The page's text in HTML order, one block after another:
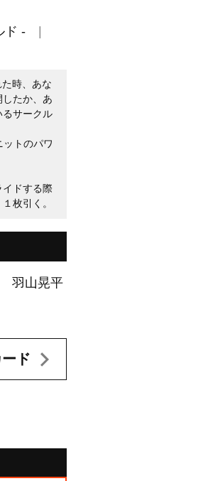
ド -
時、あな
たか、あ
るサークル
ットのパワ
イドする際
枚引く。
羽山晃平
ド